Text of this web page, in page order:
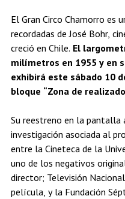
El Gran Circo Chamorro es
recordadas de José Bohr,
creció en Chile. El
milímetros en 1955 y en
exhibirá este sábado 10
bloque “Zona de
Su reestreno en la pantalla
investigación asociada al
entre la Cineteca de la
uno de los negativos
director; Televisión
película, y la Fundación